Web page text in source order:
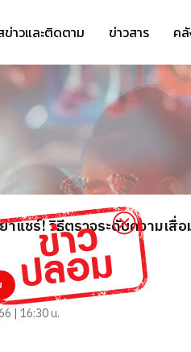
ข่าวและติดตาม ข่าวสาร ค
าแชร์! วิธีตรวจระดับความเสื่
| 16:30 น.